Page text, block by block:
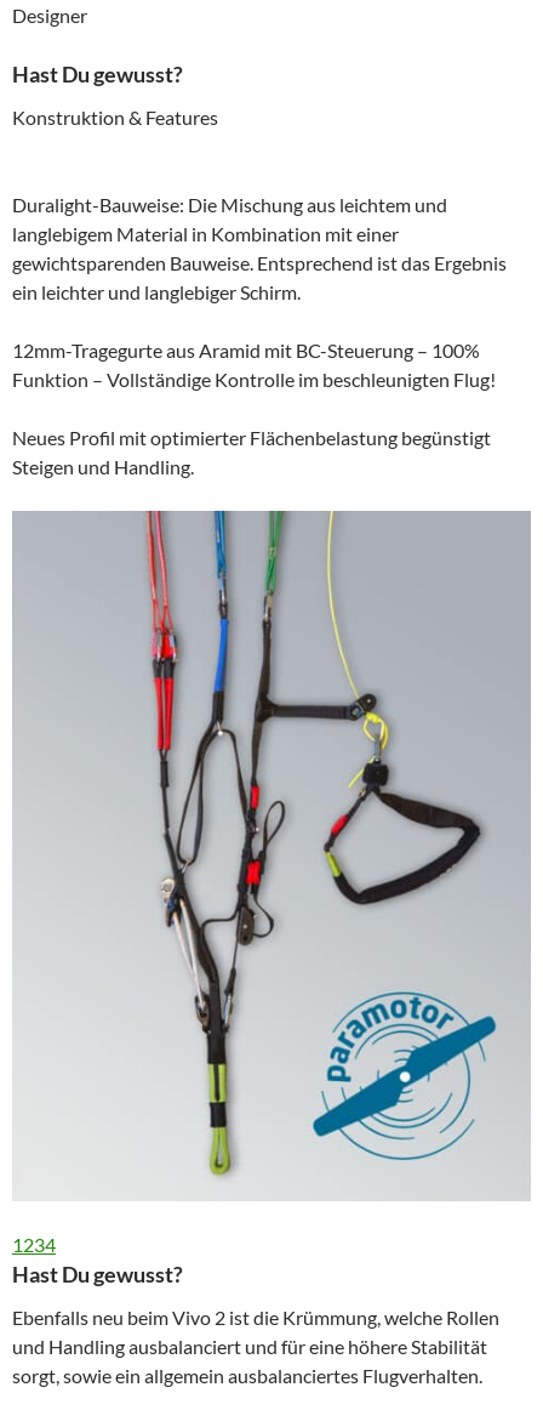
Designer
Hast Du gewusst?
Konstruktion & Features
Duralight-Bauweise: Die Mischung aus leichtem und
langlebigem Material in Kombination mit einer
gewichtsparenden Bauweise. Entsprechend ist das Ergebnis
ein leichter und langlebiger Schirm.
12mm-Tragegurte aus Aramid mit BC-Steuerung – 100%
Funktion – Vollständige Kontrolle im beschleunigten Flug!
Neues Profil mit optimierter Flächenbelastung begünstigt
Steigen und Handling.
1234
Hast Du gewusst?
Ebenfalls neu beim Vivo 2 ist die Krümmung, welche Rollen
und Handling ausbalanciert und für eine höhere Stabilität
sorgt, sowie ein allgemein ausbalanciertes Flugverhalten.